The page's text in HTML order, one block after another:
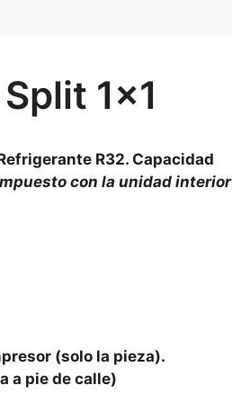
1×1
R32. Capacidad
con la unidad interior
(solo la pieza).
a pie de calle)